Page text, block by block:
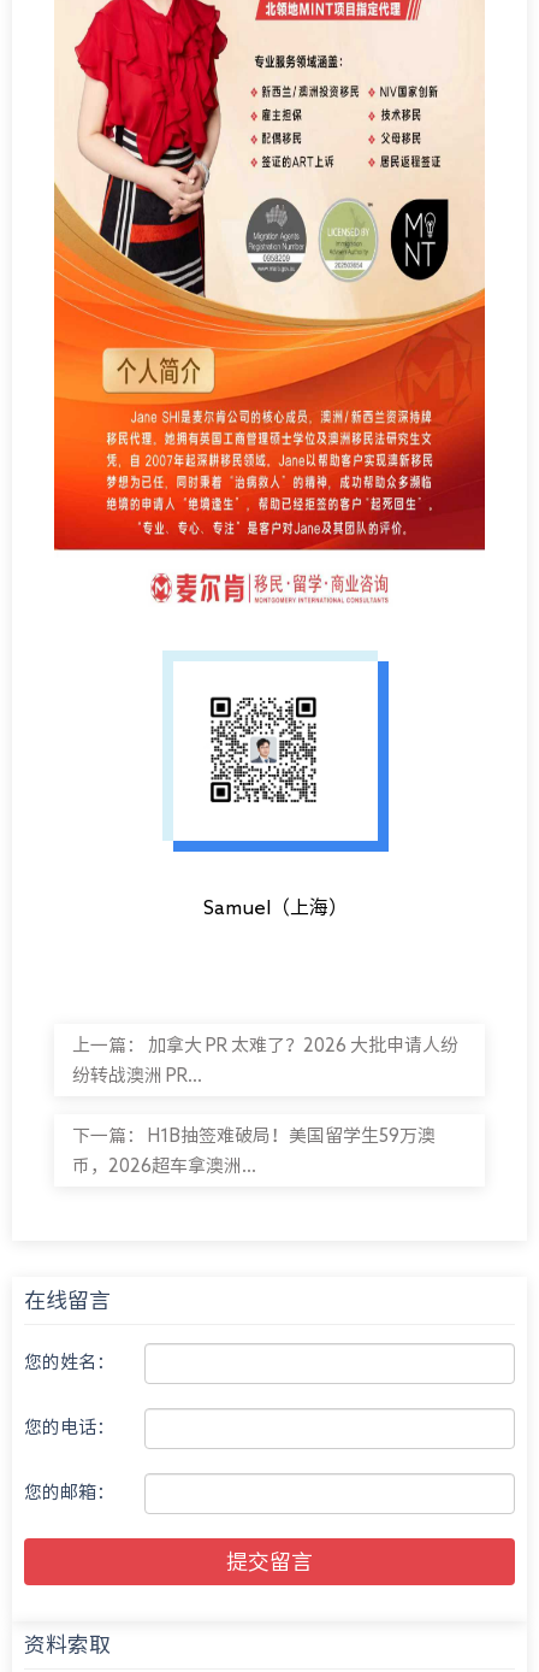
Samuel（上海）
上一篇： 加拿大 PR 太难了？2026 大批申请人纷
纷转战澳洲 PR...
下一篇：
H1B抽签难破局！美国留学生59万澳
币，2026超车拿澳洲...
在线留言
您的姓名：
您的电话：
您的邮箱：
提交留言
资料索取